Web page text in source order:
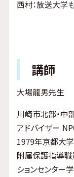
西村：放送大学
講師
大場龍男先生
川崎市北部・中
アドバイザー
1979年京都大
附属保護指導職
ションセンター